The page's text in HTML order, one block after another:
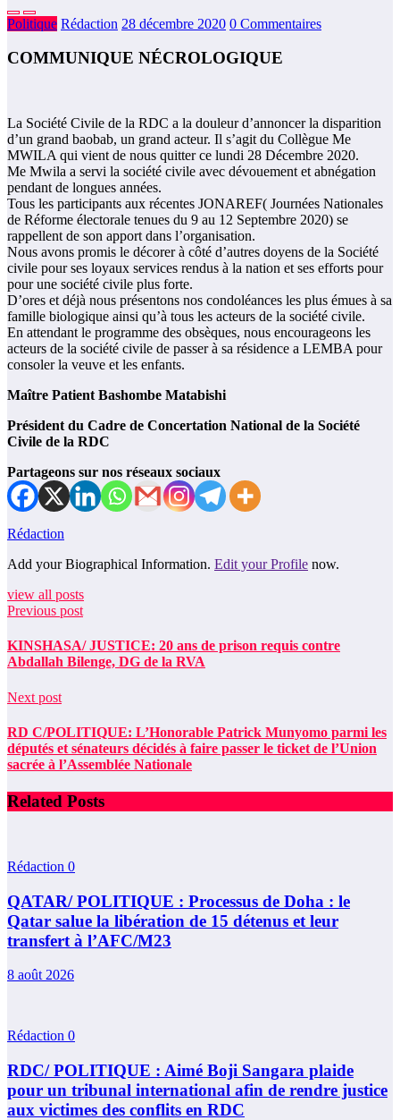
Politique Rédaction 28 décembre 2020 0 Commentaires
COMMUNIQUE NÉCROLOGIQUE
La Société Civile de la RDC a la douleur d’annoncer la disparition
d’un grand baobab, un grand acteur. Il s’agit du Collègue Me
MWILA qui vient de nous quitter ce lundi 28 Décembre 2020.
Me Mwila a servi la société civile avec dévouement et abnégation
pendant de longues années.
Tous les participants aux récentes JONAREF( Journées Nationales
de Réforme électorale tenues du 9 au 12 Septembre 2020) se
rappellent de son apport dans l’organisation.
Nous avons promis le décorer à côté d’autres doyens de la Société
civile pour ses loyaux services rendus à la nation et ses efforts pour
pour une société civile plus forte.
D’ores et déjà nous présentons nos condoléances les plus émues à sa
famille biologique ainsi qu’à tous les acteurs de la société civile.
En attendant le programme des obsèques, nous encourageons les
acteurs de la société civile de passer à sa résidence a LEMBA pour
consoler la veuve et les enfants.
Maître Patient Bashombe Matabishi
Président du Cadre de Concertation National de la Société
Civile de la RDC
Partageons sur nos réseaux sociaux
Rédaction
Add your Biographical Information. Edit your Profile now.
view all posts
Previous post
KINSHASA/ JUSTICE: 20 ans de prison requis contre
Abdallah Bilenge, DG de la RVA
Next post
RD C/POLITIQUE: L’Honorable Patrick Munyomo parmi les
députés et sénateurs décidés à faire passer le ticket de l’Union
sacrée à l’Assemblée Nationale
Related Posts
Rédaction 0
QATAR/ POLITIQUE : Processus de Doha : le
Qatar salue la libération de 15 détenus et leur
transfert à l’AFC/M23
8 août 2026
Rédaction 0
RDC/ POLITIQUE : Aimé Boji Sangara plaide
pour un tribunal international afin de rendre justice
aux victimes des conflits en RDC